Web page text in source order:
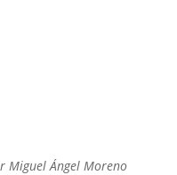
Miguel Ángel Moreno